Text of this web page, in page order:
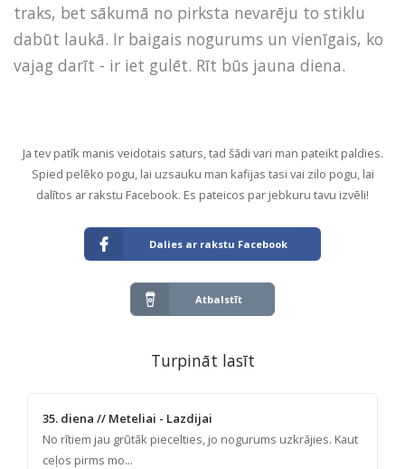
traks, bet sākumā no pirksta nevarēju to stiklu
dabūt laukā. Ir baigais nogurums un vienīgais, ko
vajag darīt - ir iet gulēt. Rīt būs jauna diena.
Ja tev patīk manis veidotais saturs, tad šādi vari man pateikt paldies.
Spied pelēko pogu, lai uzsauku man kafijas tasi vai zilo pogu, lai
dalītos ar rakstu Facebook. Es pateicos par jebkuru tavu izvēli!
Dalies ar rakstu Facebook
Atbalstīt
Turpināt lasīt
35. diena // Meteliai - Lazdijai
No rītiem jau grūtāk piecelties, jo nogurums uzkrājies. Kaut
ceļos pirms mo...